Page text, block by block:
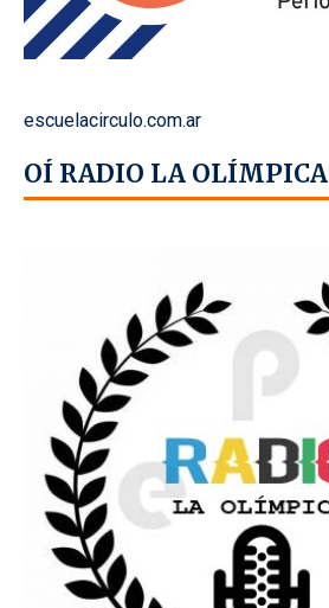
escuelacirculo.com.ar
OÍ RADIO LA OLÍMPICA